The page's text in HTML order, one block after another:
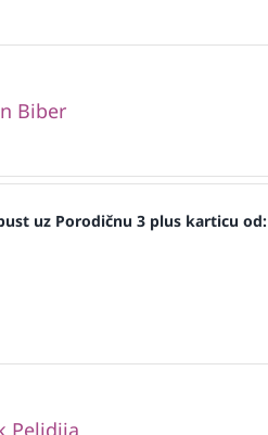
Biber
uz Porodičnu 3 plus karticu od:
Pelidija